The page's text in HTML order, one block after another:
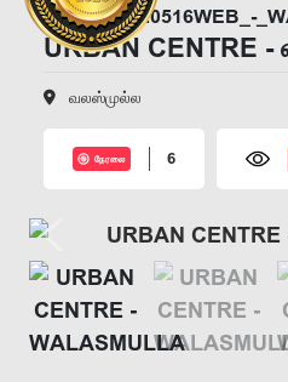
URBAN CENTRE
வலஸ்முல்ல
நேரலை 6